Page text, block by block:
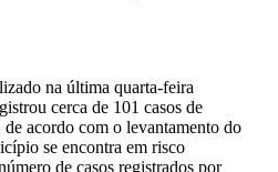
na última quarta-feira
cerca de 101 casos de
acordo com o levantamento do
se encontra em risco
de casos registrados por